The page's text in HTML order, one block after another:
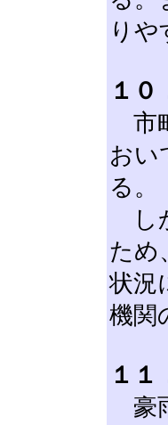
り
１
市
おい
る。
し
ため
状況
機関
１
豪